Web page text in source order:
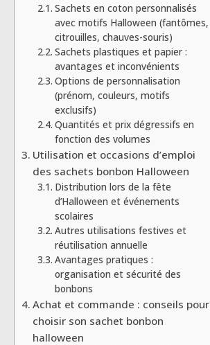
Sachets en coton personnalisés
avec motifs Halloween (fantômes,
citrouilles, chauves-souris)
Sachets plastiques et papier :
avantages et inconvénients
Options de personnalisation
(prénom, couleurs, motifs
exclusifs)
Quantités et prix dégressifs en
fonction des volumes
Utilisation et occasions d’emploi
des sachets bonbon Halloween
Distribution lors de la fête
d’Halloween et événements
scolaires
Autres utilisations festives et
réutilisation annuelle
Avantages pratiques :
organisation et sécurité des
bonbons
Achat et commande : conseils pour
choisir son sachet bonbon
halloween